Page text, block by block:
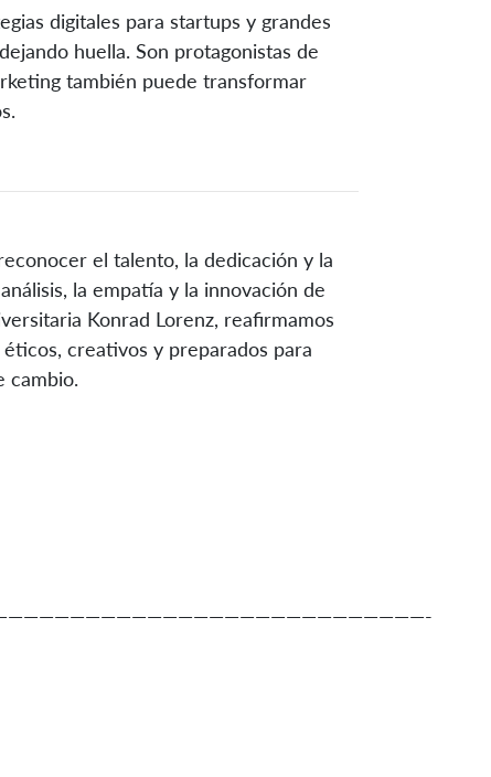
digitales para startups y grandes
huella. Son protagonistas de
también puede transformar
el talento, la dedicación y la
la empatía y la innovación de
Konrad Lorenz, reafirmamos
creativos y preparados para
cambio.